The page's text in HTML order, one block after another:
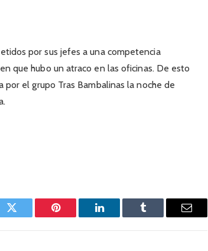
por sus jefes a una competencia
que hubo un atraco en las oficinas. De esto
el grupo Tras Bambalinas la noche de
Twitter Pinterest LinkedIn Tumblr Email